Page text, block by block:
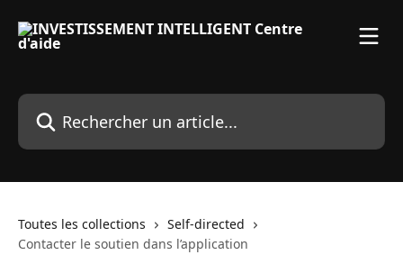
Rechercher un article...
Toutes les collections
Self-directed
Contacter le soutien dans l’application